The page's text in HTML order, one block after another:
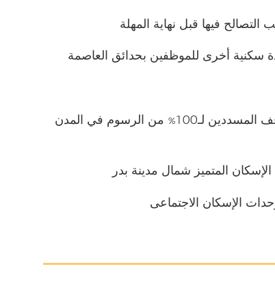
​بعد تخفيض قيم التصالح الإسكان تعلن موقف المسددين لـ100% من الرسوم في المدن
المتميز شمال مدينة بدر